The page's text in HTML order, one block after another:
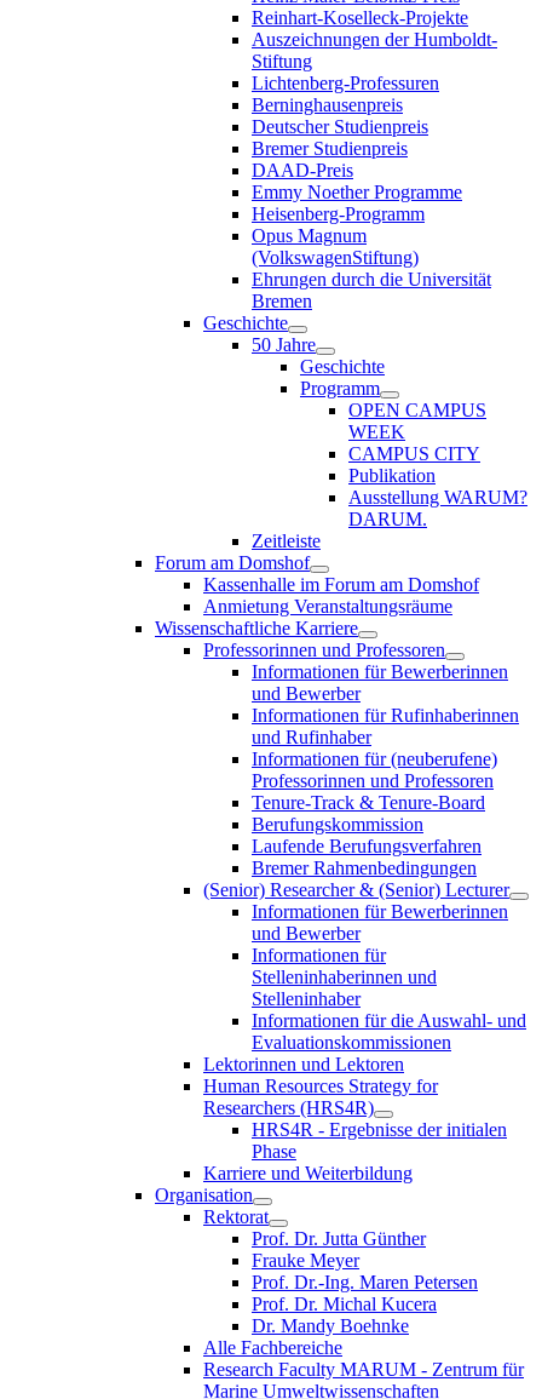
Reinhart-Koselleck-Projekte
Auszeichnungen der Humboldt-
Stiftung
Lichtenberg-Professuren
Berninghausenpreis
Deutscher Studienpreis
Bremer Studienpreis
DAAD-Preis
Emmy Noether Programme
Heisenberg-Programm
Opus Magnum
(VolkswagenStiftung)
Ehrungen durch die Universität
Bremen
Geschichte
50 Jahre
Geschichte
Programm
OPEN CAMPUS
WEEK
CAMPUS CITY
Publikation
Ausstellung WARUM?
DARUM.
Zeitleiste
Forum am Domshof
Kassenhalle im Forum am Domshof
Anmietung Veranstaltungsräume
Wissenschaftliche Karriere
Professorinnen und Professoren
Informationen für Bewerberinnen
und Bewerber
Informationen für Rufinhaberinnen
und Rufinhaber
Informationen für (neuberufene)
Professorinnen und Professoren
Tenure-Track & Tenure-Board
Berufungskommission
Laufende Berufungsverfahren
Bremer Rahmenbedingungen
(Senior) Researcher & (Senior) Lecturer
Informationen für Bewerberinnen
und Bewerber
Informationen für
Stelleninhaberinnen und
Stelleninhaber
Informationen für die Auswahl- und
Evaluationskommissionen
Lektorinnen und Lektoren
Human Resources Strategy for
Researchers (HRS4R)
HRS4R - Ergebnisse der initialen
Phase
Karriere und Weiterbildung
Organisation
Rektorat
Prof. Dr. Jutta Günther
Frauke Meyer
Prof. Dr.-Ing. Maren Petersen
Prof. Dr. Michal Kucera
Dr. Mandy Boehnke
Alle Fachbereiche
Research Faculty MARUM - Zentrum für
Marine Umweltwissenschaften